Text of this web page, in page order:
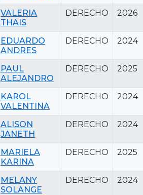
VALERIA
THAIS
DERECHO 2026
EDUARDO
ANDRES
DERECHO 2024
PAUL
ALEJANDRO
DERECHO 2025
KAROL
VALENTINA
DERECHO 2024
ALISON
JANETH
DERECHO 2024
MARIELA
KARINA
DERECHO 2025
MELANY
SOLANGE
DERECHO 2024